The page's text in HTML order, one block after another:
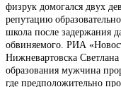
физрук домогался двух
репутацию
школа после задержания
обвиняемого. РИА
Нижневартовска Светлана
образования мужчина
где предположительно